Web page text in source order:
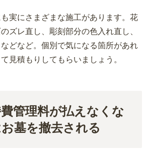
実にさまざまな施工があります。花
ズレ直し、彫刻部分の色入れ直し、
どなど。個別で気になる箇所があれ
見積もりしてもらいましょう。
管理料が払えなくな
墓を撤去される